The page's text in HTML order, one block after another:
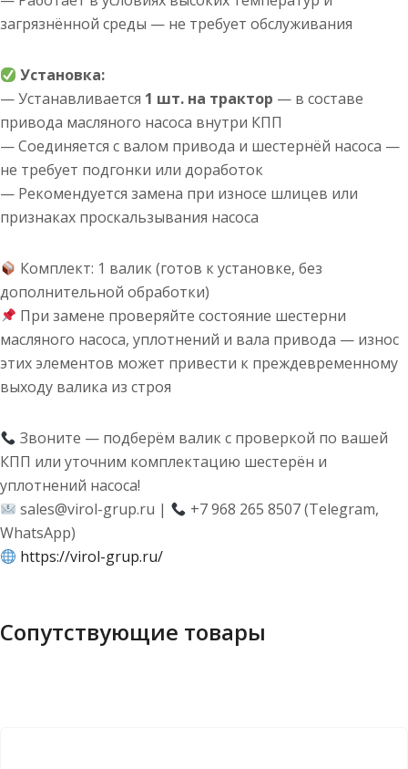
загрязнённой среды — не требует обслуживания
Установка:
— Устанавливается 1 шт. на трактор — в составе
привода масляного насоса внутри КПП
— Соединяется с валом привода и шестернёй насоса —
не требует подгонки или доработок
— Рекомендуется замена при износе шлицев или
признаках проскальзывания насоса
Комплект: 1 валик (готов к установке, без
дополнительной обработки)
При замене проверяйте состояние шестерни
масляного насоса, уплотнений и вала привода — износ
этих элементов может привести к преждевременному
выходу валика из строя
Звоните — подберём валик с проверкой по вашей
КПП или уточним комплектацию шестерён и
уплотнений насоса!
sales@virol-grup.ru |
+7 968 265 8507 (Telegram,
WhatsApp)
https://virol-grup.ru/
Сопутствующие товары